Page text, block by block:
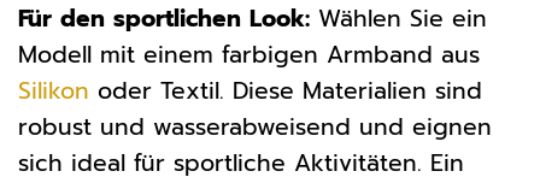
Für den sportlichen Look: Wählen Sie ein
Modell mit einem farbigen Armband aus
Silikon oder Textil. Diese Materialien sind
robust und wasserabweisend und eignen
sich ideal für sportliche Aktivitäten. Ein